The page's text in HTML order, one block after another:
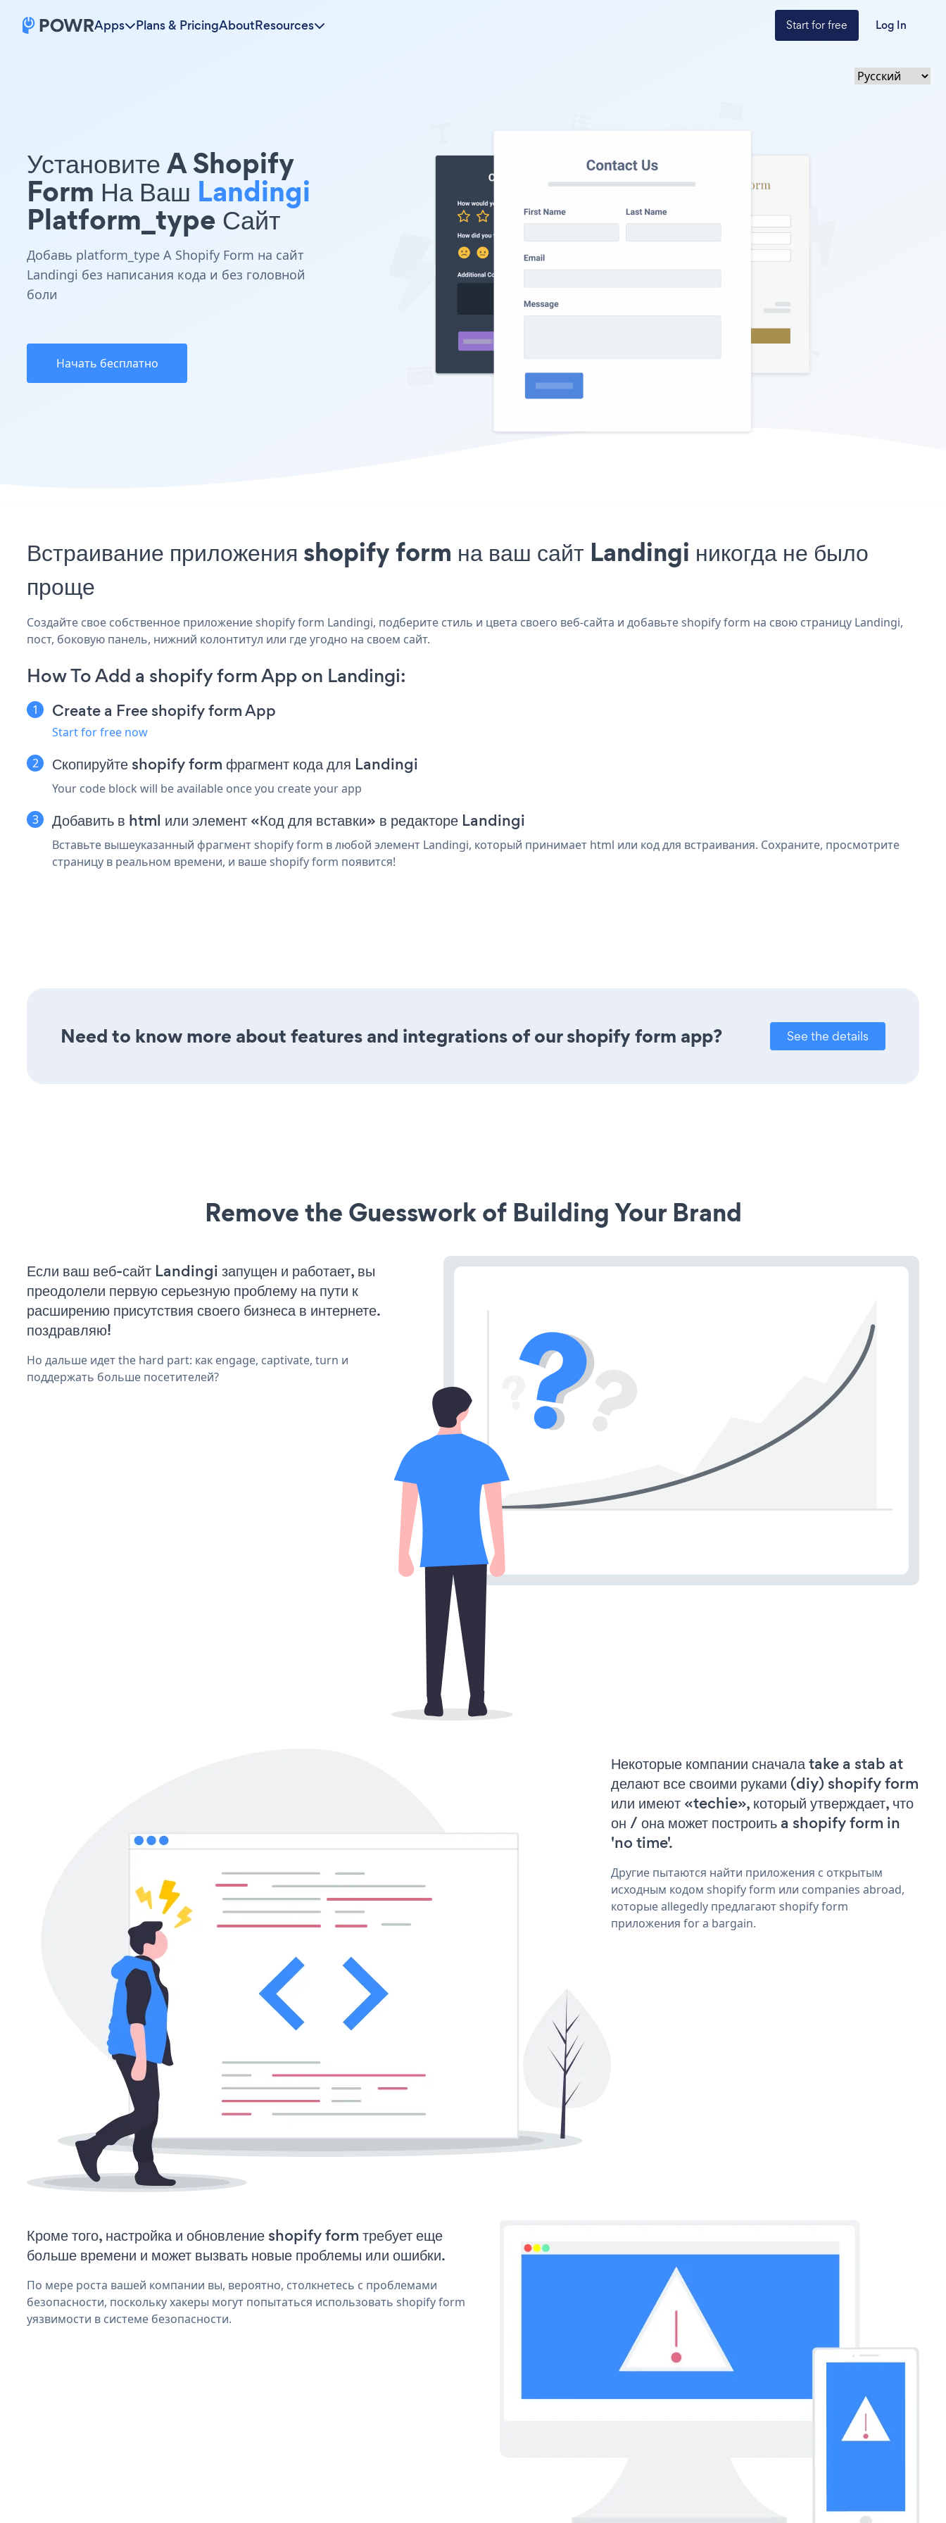
Apps Plans & PricingAboutResources Start for free Log In
Установите A Shopify
Form На Ваш Landingi
Platform_type Сайт
Добавь platform_type A Shopify Form на сайт
Landingi без написания кода и без головной
боли
Начать бесплатно
Встраивание приложения shopify form на ваш сайт Landingi никогда не было
проще
Создайте свое собственное приложение shopify form Landingi, подберите стиль и цвета своего веб-сайта и добавьте shopify form на свою страницу Landingi,
пост, боковую панель, нижний колонтитул или где угодно на своем сайт.
How To Add a shopify form App on Landingi:
Create a Free shopify form App
Start for free now
Скопируйте shopify form фрагмент кода для Landingi
Your code block will be available once you create your app
Добавить в html или элемент «Код для вставки» в редакторе Landingi
Вставьте вышеуказанный фрагмент shopify form в любой элемент Landingi, который принимает html или код для встраивания. Сохраните, просмотрите
страницу в реальном времени, и ваше shopify form появится!
Need to know more about features and integrations of our shopify form app? See the details
Remove the Guesswork of Building Your Brand
Если ваш веб-сайт Landingi запущен и работает, вы
преодолели первую серьезную проблему на пути к
расширению присутствия своего бизнеса в интернете.
поздравляю!
Но дальше идет the hard part: как engage, captivate, turn и
поддержать больше посетителей?
Некоторые компании сначала take a stab at
делают все своими руками (diy) shopify form
или имеют «techie», который утверждает, что
он / она может построить a shopify form in
'no time'.
Другие пытаются найти приложения с открытым
исходным кодом shopify form или companies abroad,
которые allegedly предлагают shopify form
приложения for a bargain.
Кроме того, настройка и обновление shopify form требует еще
больше времени и может вызвать новые проблемы или ошибки.
По мере роста вашей компании вы, вероятно, столкнетесь с проблемами
безопасности, поскольку хакеры могут попытаться использовать shopify form
уязвимости в системе безопасности.